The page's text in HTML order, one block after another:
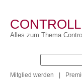
Alles zum Thema
Mitglied werden